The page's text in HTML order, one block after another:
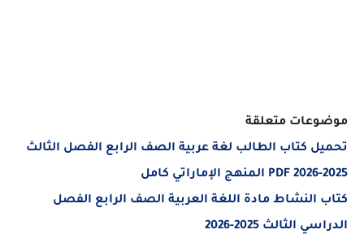
متعلقة
كتاب الطالب لغة عربية الصف الرابع الفصل الثالث
النشاط مادة اللغة العربية الصف الرابع الفصل
الثالث 2025-2026